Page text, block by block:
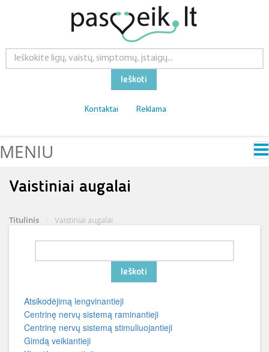
Ieškoti
Kontaktai Reklama
MENIU
Vaistiniai augalai
Titulinis Vaistiniai augalai
Ieškoti
Atsikodėjimą lengvinantieji
Centrinę nervų sistemą raminantieji
Centrinę nervų sistemą stimuliuojantieji
Gimdą veikiantieji